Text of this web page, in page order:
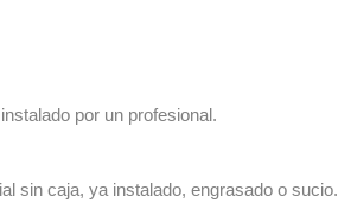
por un profesional.
sin caja, ya instalado, engrasado o sucio.